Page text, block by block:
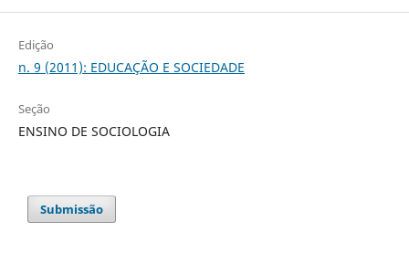
Edição
n. 9 (2011): EDUCAÇÃO E SOCIEDADE
Seção
ENSINO DE SOCIOLOGIA
Submissão